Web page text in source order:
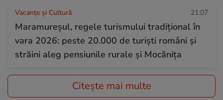
Vacanțe și Cultură 21:07
Maramureșul, regele turismului tradițional în
vara 2026: peste 20.000 de turiști români și
străini aleg pensiunile rurale și Mocănița
Citește mai multe